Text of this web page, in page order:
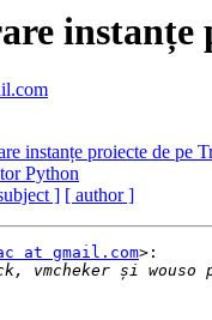
instanțe
instanțe proiecte de pe
Python
] [ author ]
at gmail.com>: